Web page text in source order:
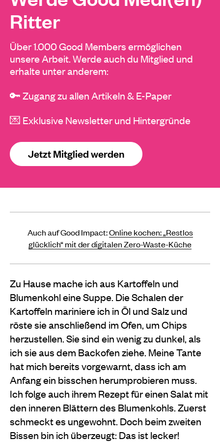
Ritter
Über 1.000 Good Members ermöglichen
unsere Arbeit. Werde auch du Mitglied und
erhalte unter anderem:
🔑 Zugang zu allen Artikeln & E-Paper
💌 Exklusive Newsletter und Hintergründe
Jetzt Mitglied werden
Auch auf Good Impact:Online kochen: „Restlos
glücklich“ mit der digitalen Zero-Waste-Küche
Zu Hause mache ich aus Kartoffeln und
Blumenkohl eine Suppe. Die Schalen der
Kartoffeln mariniere ich in Öl und Salz und
röste sie anschließend im Ofen, um Chips
herzustellen. Sie sind ein wenig zu dunkel, als
ich sie aus dem Backofen ziehe. Meine Tante
hat mich bereits vorgewarnt, dass ich am
Anfang ein bisschen herumprobieren muss.
Ich folge auch ihrem Rezept für einen Salat mit
den inneren Blättern des Blumenkohls. Zuerst
schmeckt es ungewohnt. Doch beim zweiten
Bissen bin ich überzeugt: Das ist lecker!